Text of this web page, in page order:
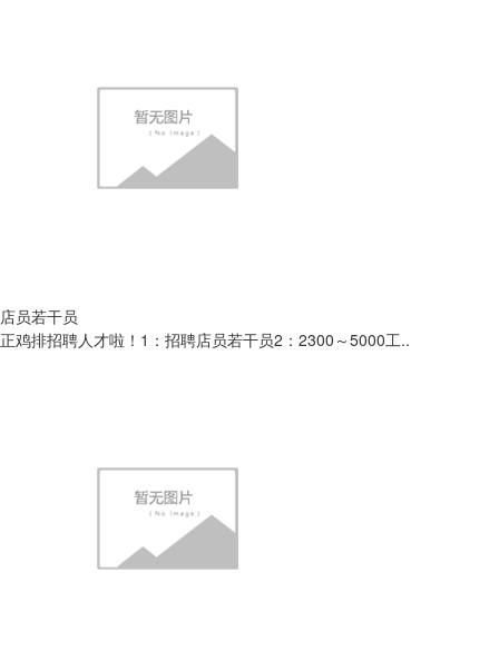
店‬员若干员
正鸡‮招排‬聘人才啦！ ​1：招‮店聘‬员若干员 ​2：2300～5000工..